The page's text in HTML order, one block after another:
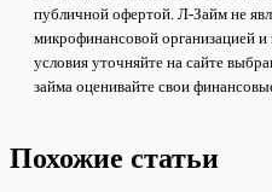
публичной офертой. Л-Займ не
микрофинансовой организацией
условия уточняйте на сайте
займа оценивайте свои
Похожие статьи